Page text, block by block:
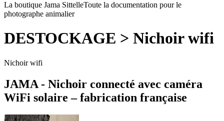
La boutique Jama SittelleToute la documentation pour le
photographe animalier
DESTOCKAGE > Nichoir wifi
Nichoir wifi
JAMA - Nichoir connecté avec caméra
WiFi solaire – fabrication française